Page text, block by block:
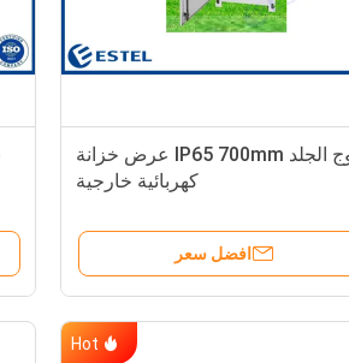
مزدوج الجلد IP65 700mm عرض خزانة
كهربائية خارجية
افضل سعر
Hot